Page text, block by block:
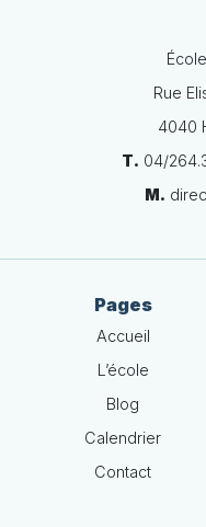
Rue
4040
T. 04/
M.
Pages
Accueil
L’école
Blog
Calendrier
Contact